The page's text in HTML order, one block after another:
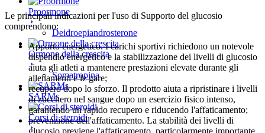
Proormone
Deidroepiandrosterone
Ormone della crescita
Somatropina
SARMs
Corsi di steroidi
Le principali indicazioni per l'uso di Supporto del glucosio
comprendono:
Apporto energetico. I carichi sportivi richiedono un notevole
dispendio energetico e la stabilizzazione dei livelli di glucosio
aiuta gli atleti a mantenere prestazioni elevate durante gli
allenamenti e le gare;
recupero dopo lo sforzo. Il prodotto aiuta a ripristinare i livelli
di zucchero nel sangue dopo un esercizio fisico intenso,
garantendo un rapido recupero e riducendo l'affaticamento;
prevenzione dell'affaticamento. La stabilità dei livelli di